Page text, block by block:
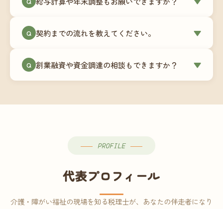
供しています。これから会計ソフトを導入される
します。freee・弥生会計等をご利用中の場合は、
怠集計あり／5名まで）は月額15,000円〜、年末調
す。人数が増える場合は別途お見積りします。
Q 契約までの流れを教えてください。 ▼
（30〜60分）でご事業内容・ご要望のヒアリング
→ ③お見積り・ご契約 → ④MFクラウドの初期設
談から契約まで費用は発生しませんので、お気軽
Q 創業融資や資金調達の相談もできますか？ ▼
PROFILE
代表プロフィール
介護・障がい福祉の現場を知る税理士が、あなたの伴走者になり